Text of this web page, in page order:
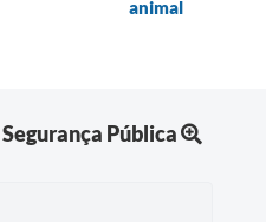
animal
Segurança Pública